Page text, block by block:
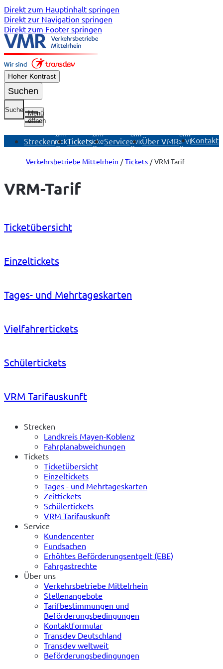
Direkt zum Hauptinhalt springen
Direkt zur Navigation springen
Direkt zum Footer springen
Hoher Kontrast
Suchen
Suche
Menü
öffnen
Strecken
Untermenü
Strecken
öffnen
Tickets
Untermenü
Tickets
öffnen
Service
Untermenü
Service
öffnen
Über VMR
Untermenü
Über VMR
öffnen
Kontakt
Verkehrsbetriebe Mittelrhein Tickets VRM-Tarif
VRM-Tarif
Ticketübersicht
Einzeltickets
Tages- und Mehrtageskarten
Vielfahrertickets
Schülertickets
VRM Tarifauskunft
Strecken
Landkreis Mayen-Koblenz
Fahrplanabweichungen
Tickets
Ticketübersicht
Einzeltickets
Tages - und Mehrtageskarten
Zeittickets
Schülertickets
VRM Tarifauskunft
Service
Kundencenter
Fundsachen
Erhöhtes Beförderungsentgelt (EBE)
Fahrgastrechte
Über uns
Verkehrsbetriebe Mittelrhein
Stellenangebote
Tarifbestimmungen und
Beförderungsbedingungen
Kontaktformular
Transdev Deutschland
Transdev weltweit
Beförderungsbedingungen